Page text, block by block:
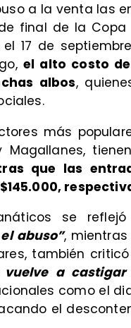
a la venta las
final de la Copa
17 de
el alto costo
albos,
más
Magallanes,
que las
se
abuso”,
también
vuelve a
como el
el